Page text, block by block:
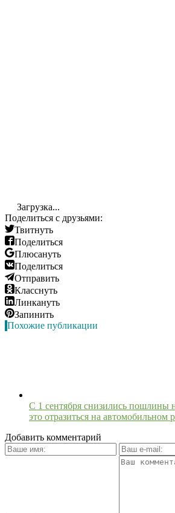
Загрузка...
Поделиться с друзьями:
Твитнуть
Поделиться
Плюсануть
Поделиться
Отправить
Класснуть
Линкануть
Запинить
Похожие публикации
С 1 сентября снизились пошлины
это отразиться на автомобильном
Добавить комментарий